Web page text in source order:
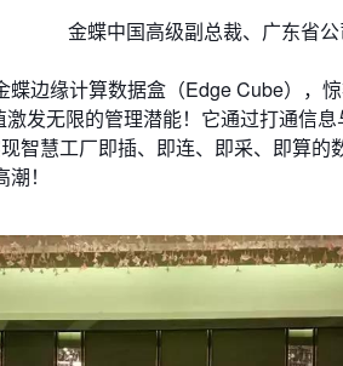
金蝶中国高级副总裁、广东省
边缘计算数据盒（Edge Cube），
发无限的管理潜能！它通过打通信
智慧工厂即插、即连、即采、即算
！